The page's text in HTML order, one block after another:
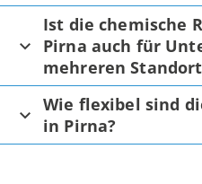
Ist die chemische
Pirna auch für
mehreren
Wie flexibel sind
in Pirna?